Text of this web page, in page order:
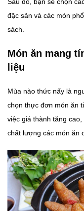
đặc sản và các món
sách.
Món ăn mang
liệu
Mùa nào thức nấy là
chọn thực đơn món ăn
việc giá thành tăng
chất lượng các món ăn